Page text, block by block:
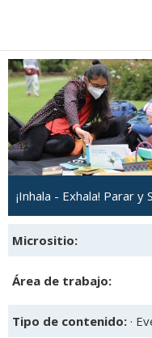
¡Inhala - Exhala! Parar y
Micrositio:
Área de trabajo:
Tipo de contenido: ·